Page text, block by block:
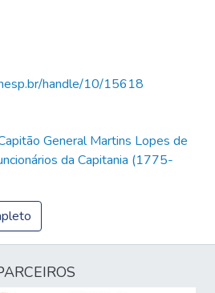
handle/10/15618
General Martins Lopes de
da Capitania (1775-